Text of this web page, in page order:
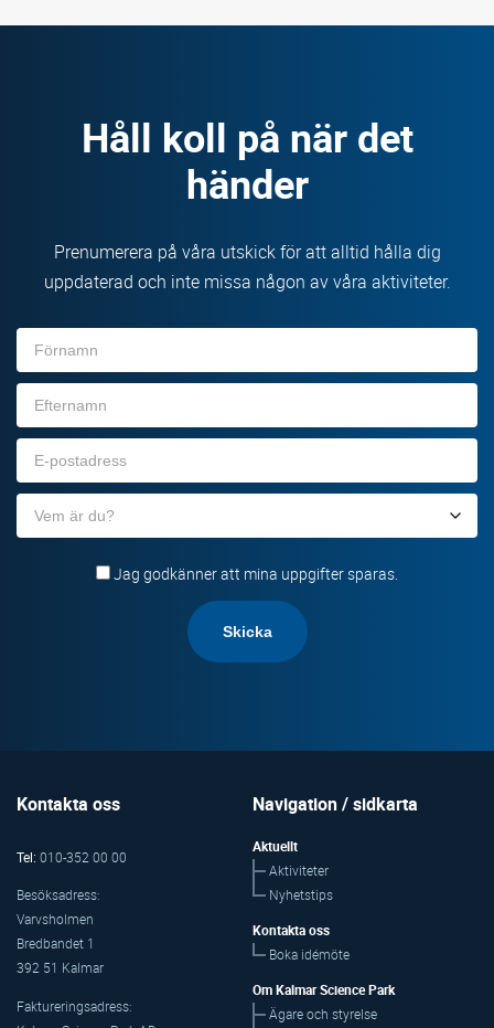
Håll koll på när det
händer
Prenumerera på våra utskick för att alltid hålla dig
uppdaterad och inte missa någon av våra aktiviteter.
Förnamn
Efternamn
post
Organisation
Jag godkänner att mina uppgifter sparas.
Kontakta oss
Tel: 010-352 00 00
Besöksadress:
Varvsholmen
Bredbandet 1
392 51 Kalmar
Faktureringsadress:
Navigation / sidkarta
Aktuellt
Aktiviteter
Nyhetstips
Kontakta oss
Boka idémöte
Om Kalmar Science Park
Ägare och styrelse